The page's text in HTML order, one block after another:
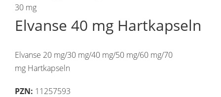
30 mg
Elvanse 40 mg Hartkapseln
Elvanse 20 mg/30 mg/40 mg/50 mg/60 mg/70
mg Hartkapseln
PZN: 11257593